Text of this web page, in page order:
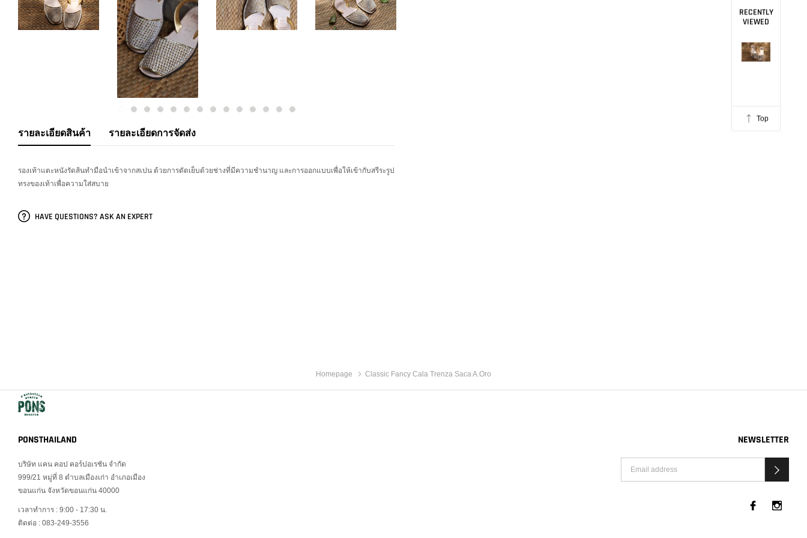
รายละเอียดสินค้า รายละเอียดการจัดส่ง
รองเท้าแตะหนังรัดส้นทำมือนำเข้าจากสเปน ด้วยการตัดเย็บด้วยช่างที่มีความชำนาญ และการออกแบบเพื่อให้เข้ากับสรีระรูป
ทรงของเท้าเพื่อความใส่สบาย
HAVE QUESTIONS? ASK AN EXPERT
Homepage Classic Fancy Cala Trenza Saca A.Oro
PONSTHAILAND
บริษัท แคน คอป คอร์ปอเรชัน จำกัด
999/21 หมู่ที่ 8 ตำบลเมืองเก่า อำเภอเมือง
ขอนแก่น จังหวัดขอนแก่น 40000
เวลาทำการ : 9:00 - 17:30 น.
ติดต่อ : 083-249-3556
NEWSLETTER
RECENTLY
VIEWED
Top